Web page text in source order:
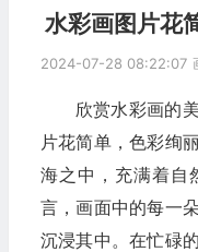
水彩画图片花
2024-07-28 08:22:07
欣赏水彩画的
片花简单，色彩绚
海之中，充满着自
言，画面中的每一
沉浸其中。在忙碌